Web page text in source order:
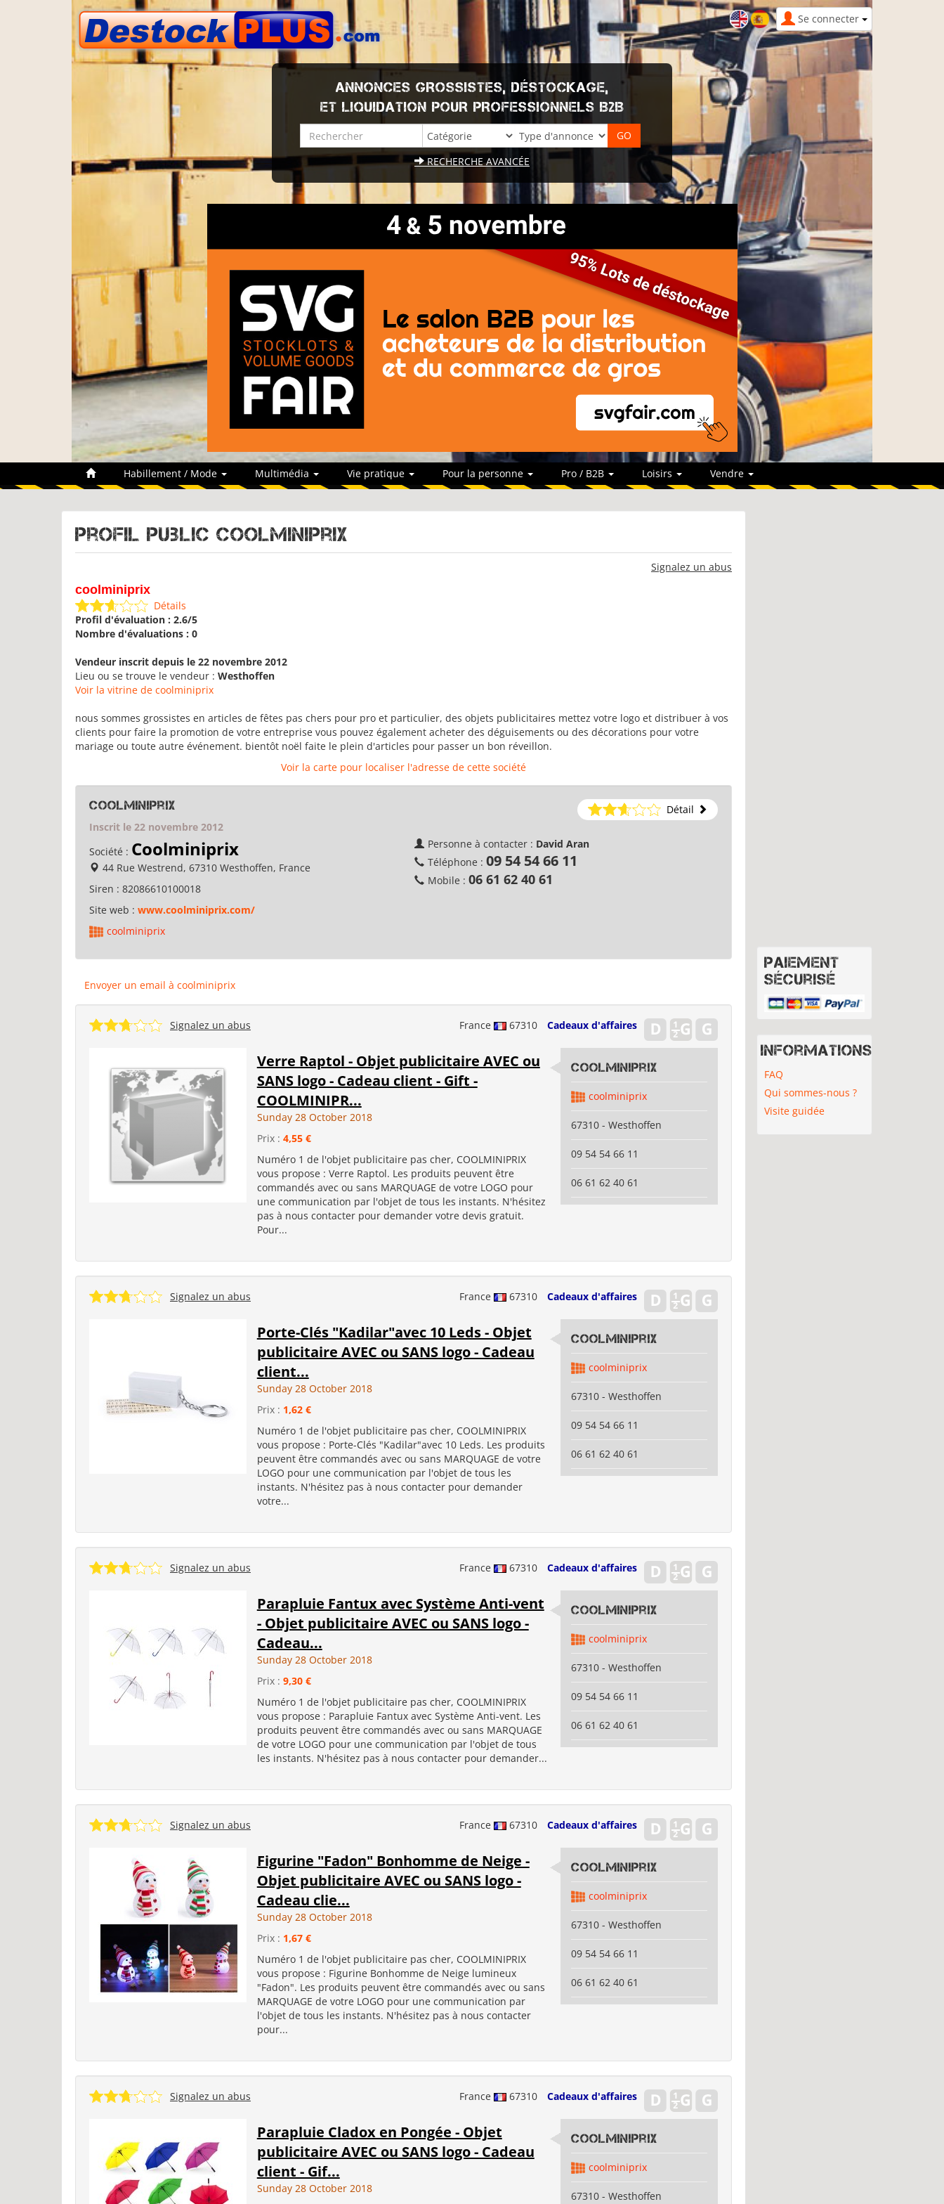
Se connecter
ANNONCES GROSSISTES, DÉSTOCKAGE,
ET LIQUIDATION POUR PROFESSIONNELS B2B
RECHERCHE AVANCÉE
Habillement / Mode Multimédia Vie pratique Pour la personne Pro / B2B Loisirs Vendre
Profil public coolminiprix
Signalez un abus
coolminiprix
Détails
Profil d'évaluation : 2.6/5
Nombre d'évaluations : 0
Vendeur inscrit depuis le 22 novembre 2012
Lieu ou se trouve le vendeur : Westhoffen
Voir la vitrine de coolminiprix
nous sommes grossistes en articles de fêtes pas chers pour pro et particulier, des objets publicitaires mettez votre logo et distribuer à vos
clients pour faire la promotion de votre entreprise vous pouvez également acheter des déguisements ou des décorations pour votre
mariage ou toute autre événement. bientôt noël faite le plein d'articles pour passer un bon réveillon.
Voir la carte pour localiser l'adresse de cette société
coolminiprix
Détail
Inscrit le 22 novembre 2012
Société : Coolminiprix
44 Rue Westrend, 67310 Westhoffen, France
Siren : 82086610100018
Site web : www.coolminiprix.com/
Personne à contacter : David Aran
Téléphone : 09 54 54 66 11
Mobile : 06 61 62 40 61
coolminiprix
Envoyer un email à coolminiprix
France 67310 Cadeaux d'affaires
Signalez un abus
Verre Raptol - Objet publicitaire AVEC ou
SANS logo - Cadeau client - Gift -
COOLMINIPR...
Sunday 28 October 2018
Prix : 4,55 €
Numéro 1 de l'objet publicitaire pas cher, COOLMINIPRIX
vous propose : Verre Raptol. Les produits peuvent être
commandés avec ou sans MARQUAGE de votre LOGO pour
une communication par l'objet de tous les instants. N'hésitez
pas à nous contacter pour demander votre devis gratuit.
Pour...
coolminiprix
coolminiprix
67310 - Westhoffen
09 54 54 66 11
06 61 62 40 61
France 67310 Cadeaux d'affaires
Signalez un abus
Porte-Clés "Kadilar"avec 10 Leds - Objet
publicitaire AVEC ou SANS logo - Cadeau
client...
Sunday 28 October 2018
Prix : 1,62 €
Numéro 1 de l'objet publicitaire pas cher, COOLMINIPRIX
vous propose : Porte-Clés "Kadilar"avec 10 Leds. Les produits
peuvent être commandés avec ou sans MARQUAGE de votre
LOGO pour une communication par l'objet de tous les
instants. N'hésitez pas à nous contacter pour demander
votre...
coolminiprix
coolminiprix
67310 - Westhoffen
09 54 54 66 11
06 61 62 40 61
France 67310 Cadeaux d'affaires
Signalez un abus
Parapluie Fantux avec Système Anti-vent
- Objet publicitaire AVEC ou SANS logo -
Cadeau...
Sunday 28 October 2018
Prix : 9,30 €
Numéro 1 de l'objet publicitaire pas cher, COOLMINIPRIX
vous propose : Parapluie Fantux avec Système Anti-vent. Les
produits peuvent être commandés avec ou sans MARQUAGE
de votre LOGO pour une communication par l'objet de tous
les instants. N'hésitez pas à nous contacter pour demander...
coolminiprix
coolminiprix
67310 - Westhoffen
09 54 54 66 11
06 61 62 40 61
France 67310 Cadeaux d'affaires
Signalez un abus
Figurine "Fadon" Bonhomme de Neige -
Objet publicitaire AVEC ou SANS logo -
Cadeau clie...
Sunday 28 October 2018
Prix : 1,67 €
Numéro 1 de l'objet publicitaire pas cher, COOLMINIPRIX
vous propose : Figurine Bonhomme de Neige lumineux
"Fadon". Les produits peuvent être commandés avec ou sans
MARQUAGE de votre LOGO pour une communication par
l'objet de tous les instants. N'hésitez pas à nous contacter
pour...
coolminiprix
coolminiprix
67310 - Westhoffen
09 54 54 66 11
06 61 62 40 61
France 67310 Cadeaux d'affaires
Signalez un abus
Parapluie Cladox en Pongée - Objet
publicitaire AVEC ou SANS logo - Cadeau
client - Gif...
Sunday 28 October 2018
coolminiprix
coolminiprix
67310 - Westhoffen
Paiement
sécurisé
Informations
FAQ
Qui sommes-nous ?
Visite guidée